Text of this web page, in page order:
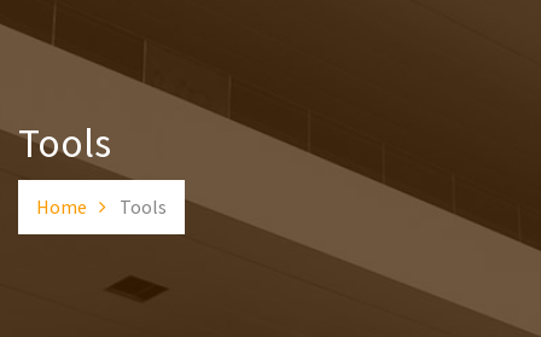
Design en Engineering
3D scannen / printen
Projecten
Nieuws
Tools
Home Tools